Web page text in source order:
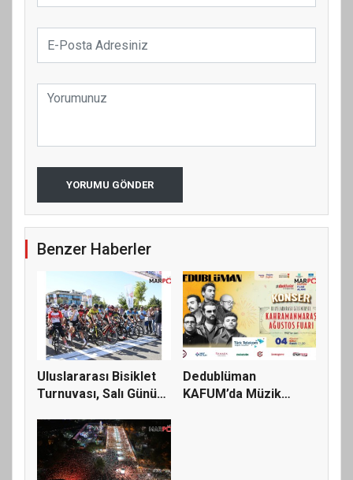
YORUMU GÖNDER
Benzer Haberler
Uluslararası Bisiklet
Turnuvası, Salı Günü
Dedublüman
KAFUM’da Müzik